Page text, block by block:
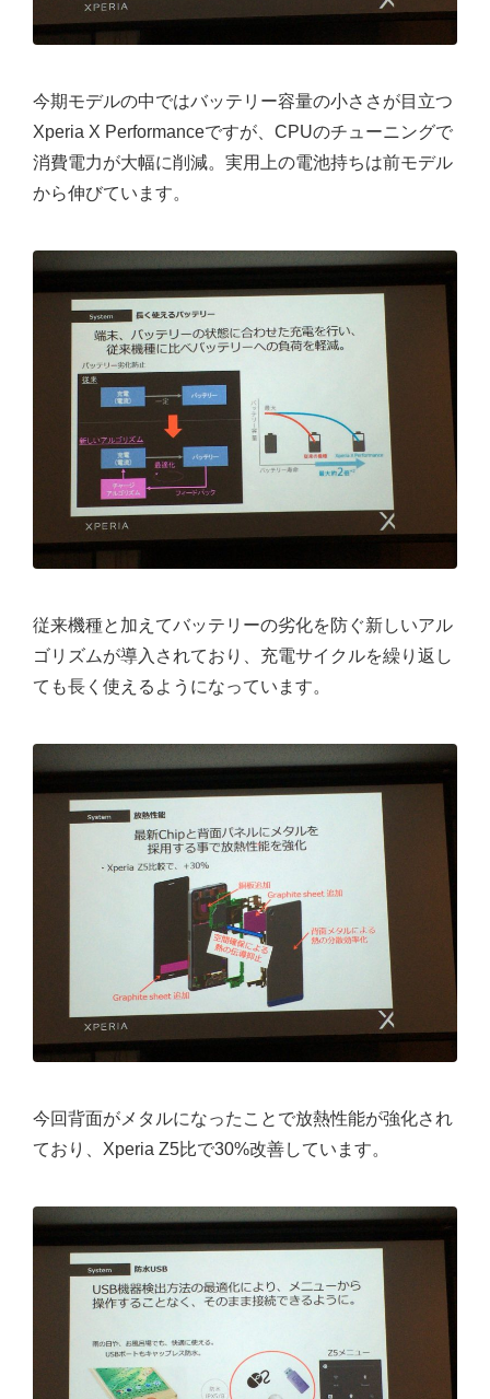
今期モデルの中ではバッテリー容量の小ささが目立つ
Xperia X Performanceですが、CPUのチューニングで
消費電力が大幅に削減。実用上の電池持ちは前モデル
から伸びています。
従来機種と加えてバッテリーの劣化を防ぐ新しいアル
ゴリズムが導入されており、充電サイクルを繰り返し
ても長く使えるようになっています。
今回背面がメタルになったことで放熱性能が強化され
ており、Xperia Z5比で30%改善しています。